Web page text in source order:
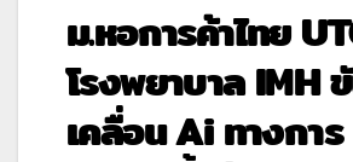
ม.หอการค้าไทย
โรงพยาบาล IMH
เคลื่อน Ai ทางการ